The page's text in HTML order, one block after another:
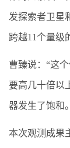
发探索者卫星
跨越11个量级
曹臻说：“这
要高几十倍以
器发生了饱和
本次观测成果